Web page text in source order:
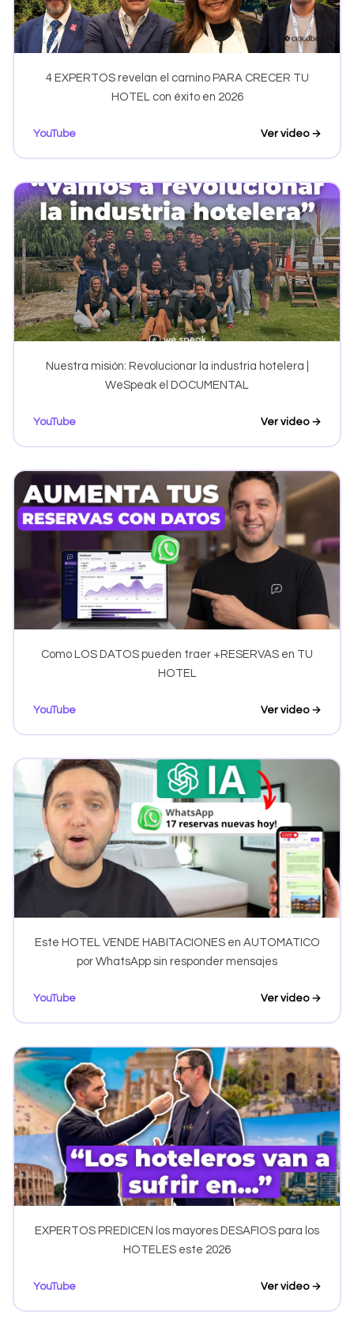
4 EXPERTOS revelan el camino PARA CRECER TU
HOTEL con éxito en 2026
YouTube Ver video →
Nuestra misión: Revolucionar la industria hotelera |
WeSpeak el DOCUMENTAL
YouTube Ver video →
Como LOS DATOS pueden traer +RESERVAS en TU
HOTEL
YouTube Ver video →
Este HOTEL VENDE HABITACIONES en AUTOMATICO
por WhatsApp sin responder mensajes
YouTube Ver video →
EXPERTOS PREDICEN los mayores DESAFIOS para los
HOTELES este 2026
YouTube Ver video →